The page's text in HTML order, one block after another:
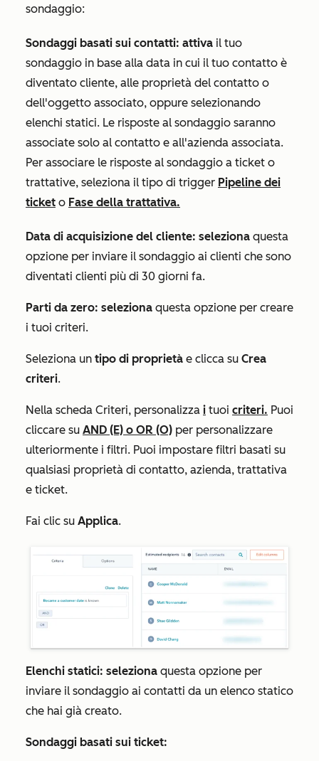
sondaggio:
Sondaggi basati sui contatti: attiva il tuo
sondaggio in base alla data in cui il tuo contatto è
diventato cliente, alle proprietà del contatto o
dell'oggetto associato, oppure selezionando
elenchi statici. Le risposte al sondaggio saranno
associate solo al contatto e all'azienda associata.
Per associare le risposte al sondaggio a ticket o
trattative, seleziona il tipo di trigger Pipeline dei
ticket o Fase della trattativa.
Data di acquisizione del cliente: seleziona questa
opzione per inviare il sondaggio ai clienti che sono
diventati clienti più di 30 giorni fa.
Parti da zero: seleziona questa opzione per creare
i tuoi criteri.
Seleziona un tipo di proprietà e clicca su Crea
criteri.
Nella scheda Criteri, personalizza i tuoi criteri. Puoi
cliccare su AND (E) o OR (O) per personalizzare
ulteriormente i filtri. Puoi impostare filtri basati su
qualsiasi proprietà di contatto, azienda, trattativa
e ticket.
Fai clic su Applica.
Elenchi statici: seleziona questa opzione per
inviare il sondaggio ai contatti da un elenco statico
che hai già creato.
Sondaggi basati sui ticket: